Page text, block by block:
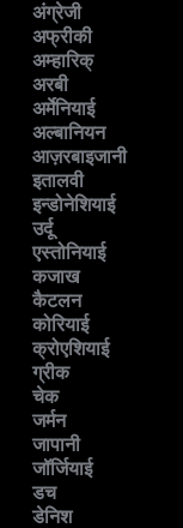
अंग्रेजी
अफ्रीकी
अम्हारिक्
अरबी
अर्मेनियाई
अल्बानियन
आज़रबाइजानी
इतालवी
इन्डोनेशियाई
उर्दू
एस्तोनियाई
कजाख
कैटलन
कोरियाई
क्रोएशियाई
ग्रीक
चेक
जर्मन
जापानी
जॉर्जियाई
डच
डेनिश